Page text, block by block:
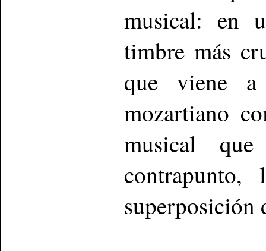
musical: en
timbre más
que viene
mozartiano
musical
superposición